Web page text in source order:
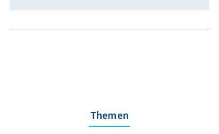
Themen